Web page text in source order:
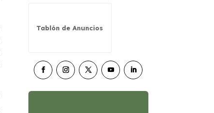
Tablón de Anuncios